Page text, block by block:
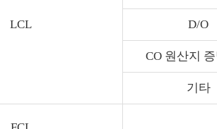
LCL D/O
CO 원산지
기타